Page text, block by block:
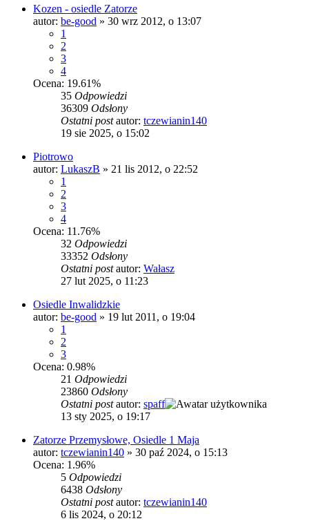
Kozen - osiedle Zatorze
autor: be-good » 30 wrz 2012, o 13:07
1
2
3
4
Ocena: 19.61%
35 Odpowiedzi
36309 Odsłony
Ostatni postautor: tczewianin140
19 sie 2025, o 15:02
Piotrowo
autor: LukaszB » 21 lis 2012, o 22:52
1
2
3
4
Ocena: 11.76%
32 Odpowiedzi
33352 Odsłony
Ostatni postautor: Wałasz
27 lut 2025, o 11:23
Osiedle Inwalidzkie
autor: be-good » 19 lut 2011, o 19:04
1
2
3
Ocena: 0.98%
21 Odpowiedzi
23860 Odsłony
Ostatni postautor: spaff
13 sty 2025, o 19:17
Zatorze Przemysłowe, Osiedle 1 Maja
autor: tczewianin140 » 30 paź 2024, o 15:13
Ocena: 1.96%
5 Odpowiedzi
6438 Odsłony
Ostatni postautor: tczewianin140
6 lis 2024, o 20:12